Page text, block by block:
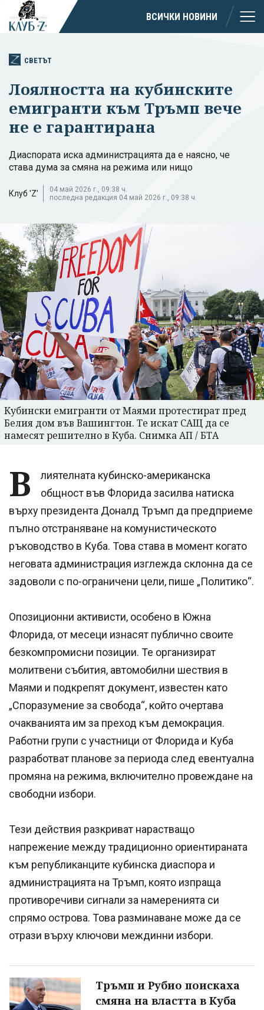
ВСИЧКИ НОВИНИ
СВЕТЪТ
Лоялността на кубинските
емигранти към Тръмп вече
не е гарантирана
Диаспората иска администрацията да е наясно, че
става дума за смяна на режима или нищо
Клуб 'Z'
04 май 2026 г., 09:38 ч.
последна редакция 04 май 2026 г., 09:38 ч.
Кубински емигранти от Маями протестират пред
Белия дом във Вашингтон. Те искат САЩ да се
намесят решително в Куба. Снимка АП / БТА
В
лиятелната кубинско-американска
общност във Флорида засилва натиска
върху президента Доналд Тръмп да предприеме
пълно отстраняване на комунистическото
ръководство в Куба. Това става в момент когато
неговата администрация изглежда склонна да се
задоволи с по-ограничени цели, пише „Политико“.
Опозиционни активисти, особено в Южна
Флорида, от месеци изнасят публично своите
безкомпромисни позиции. Те организират
молитвени събития, автомобилни шествия в
Маями и подкрепят документ, известен като
„Споразумение за свобода“, който очертава
очакванията им за преход към демокрация.
Работни групи с участници от Флорида и Куба
разработват планове за периода след евентуална
промяна на режима, включително провеждане на
свободни избори.
Тези действия разкриват нарастващо
напрежение между традиционно ориентираната
към републиканците кубинска диаспора и
администрацията на Тръмп, която изпраща
противоречиви сигнали за намеренията си
спрямо острова. Това разминаване може да се
отрази върху ключови междинни избори.
Тръмп и Рубио поискаха
смяна на властта в Куба